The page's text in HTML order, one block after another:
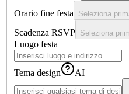
Orario fine festa Seleziona
Scadenza RSVP Seleziona
Luogo festa
Tema design AI